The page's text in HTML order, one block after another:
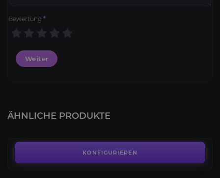
Bewertung *
Weiter
ÄHNLICHE PRODUKTE
KONFIGURIEREN
Kralle von Ji-Kun